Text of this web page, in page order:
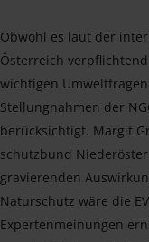
Obwohl es laut der
Österreich
wichtigen
Stellungnahmen der
berücksichtigt. Margit
schutzbund
gravierenden
Naturschutz wäre die
Expertenmeinungen